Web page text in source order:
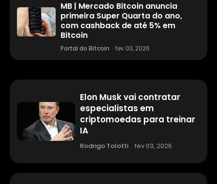
MB | Mercado Bitcoin anuncia
primeira Super Quarta do ano,
com cashback de até 5% em
Bitcoin
Portal do Bitcoin · fev 03, 2026
Elon Musk vai contratar
especialistas em
criptomoedas para treinar
IA
Rodrigo Tolotti . fev 03, 2026